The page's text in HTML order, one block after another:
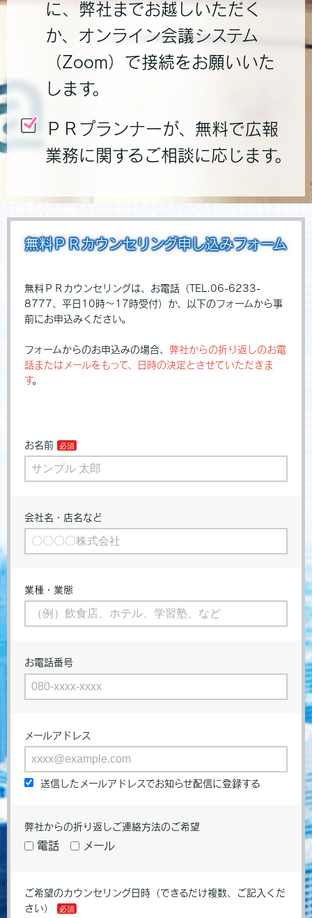
に、弊社までお越しいただく
か、オンライン会議システム
（Zoom）で接続をお願いいた
します。
ＰＲプランナーが、無料で広報
業務に関するご相談に応じます。
無料ＰＲカウンセリング申し込みフォーム
無料ＰＲカウンセリングは、お電話（TEL.06-6233-
8777、平日10時～17時受付）か、以下のフォームから事
前にお申込みください。
フォームからのお申込みの場合、 弊社からの折り返しのお電
話またはメールをもって、日時の決定とさせていただきま
す。
お名前
会社名・店名など
業種・業態
お電話番号
メールアドレス
送信したメールアドレスでお知らせ配信に登録する
弊社からの折り返しご連絡方法のご希望
電話 メール
ご希望のカウンセリング日時（できるだけ複数、ご記入くだ
さい）